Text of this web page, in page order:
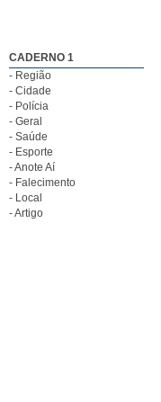
CADERNO 1
- Região
- Cidade
- Polícia
- Geral
- Saúde
- Esporte
- Anote Aí
- Falecimento
- Local
- Artigo